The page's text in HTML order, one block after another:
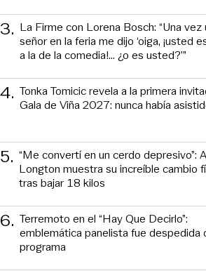
3. La Firme con Lorena Bosch: “Una vez
señor en la feria me dijo ‘oiga, ¡usted
a la de la comedia!... ¿o es usted?’”
4. Tonka Tomicic revela a la primera
Gala de Viña 2027: nunca había
5. “Me convertí en un cerdo depresivo”:
Longton muestra su increíble cambio
tras bajar 18 kilos
6. Terremoto en el “Hay Que Decirlo”:
emblemática panelista fue despedida
programa